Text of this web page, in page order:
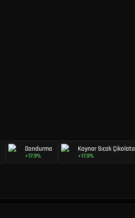
Dondurma
+17.9%
Kaynar Sıcak Çikolata
+17.9%